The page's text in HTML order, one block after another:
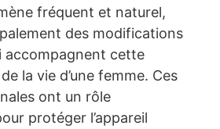
fréquent et naturel,
des modifications
accompagnent cette
la vie d’une femme. Ces
ont un rôle
protéger l’appareil